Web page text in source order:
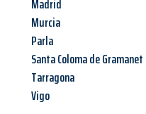
Madrid
Murcia
Parla
Santa Coloma de Gramanet
Tarragona
Vigo